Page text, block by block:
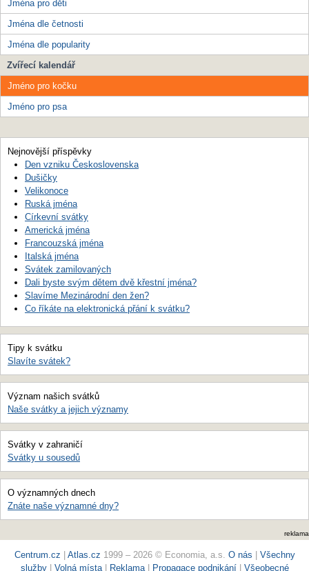
Jména pro děti
Jména dle četnosti
Jména dle popularity
Zvířecí kalendář
Jméno pro kočku
Jméno pro psa
Nejnovější příspěvky
Den vzniku Československa
Dušičky
Velikonoce
Ruská jména
Církevní svátky
Americká jména
Francouzská jména
Italská jména
Svátek zamilovaných
Dali byste svým dětem dvě křestní jména?
Slavíme Mezinárodní den žen?
Co říkáte na elektronická přání k svátku?
Tipy k svátku
Slavíte svátek?
Význam našich svátků
Naše svátky a jejich významy
Svátky v zahraničí
Svátky u sousedů
O významných dnech
Znáte naše významné dny?
reklama
Centrum.cz Atlas.cz 1999 – 2026 © Economia, a.s. O nás
Všechny
služby
Volná místa| Reklama Propagace podnikání| Všeobecné